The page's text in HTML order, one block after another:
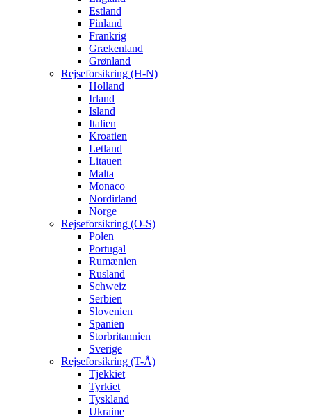
Estland
Finland
Frankrig
Grækenland
Grønland
Rejseforsikring (H-N)
Holland
Irland
Island
Italien
Kroatien
Letland
Litauen
Malta
Monaco
Nordirland
Norge
Rejseforsikring (O-S)
Polen
Portugal
Rumænien
Rusland
Schweiz
Serbien
Slovenien
Spanien
Storbritannien
Sverige
Rejseforsikring (T-Å)
Tjekkiet
Tyrkiet
Tyskland
Ukraine